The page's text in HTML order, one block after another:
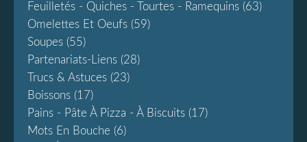
Feuilletés - Quiches - Tourtes - Ramequins (63)
Omelettes Et Oeufs (59)
Soupes (55)
Partenariats-Liens (28)
Trucs & Astuces (23)
Boissons (17)
Pains - Pâte À Pizza - À Biscuits (17)
Mots En Bouche (6)